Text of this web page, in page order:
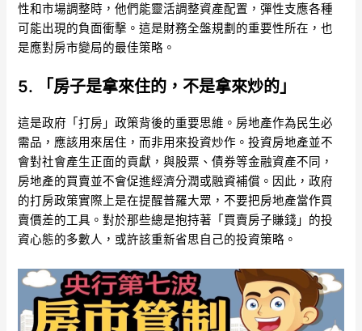
性和市場調整時，他們能靈活調整資產配置，彈性支應各種
可能出現的負面衝擊。這是財務全盤規劃的重要性所在，也
是應對房市變局的最佳策略。
5. 「房子是拿來住的，不是拿來炒的」
這是政府「打房」政策背後的重要思維。房地產作為民生必
需品，應該用來居住，而非用來投資炒作。投資房地產並不
會對社會產生正面的貢獻，與股票、債券等金融資產不同，
房地產的買賣並不會促進經濟分潤或融資補償。因此，政府
的打房政策實際上是在提醒普羅大眾，不要把房地產當作買
賣價差的工具。對於那些總是抱持著「買賣房子賺錢」的投
資心態的多數人，或許該重新省思自己的投資策略。